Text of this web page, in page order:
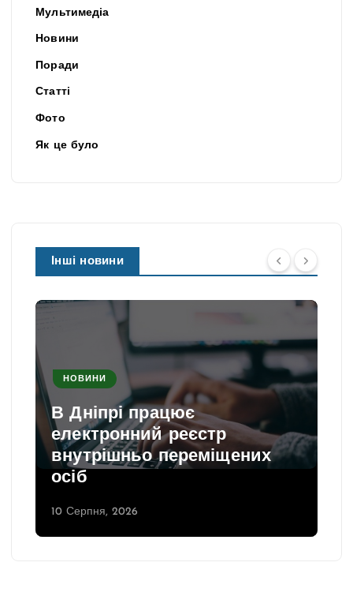
Мультимедіа
Новини
Поради
Статті
Фото
Як це було
Інші новини
НОВИНИ
В Дніпрі працює
електронний реєстр
внутрішньо переміщених
осіб
10 Серпня, 2026